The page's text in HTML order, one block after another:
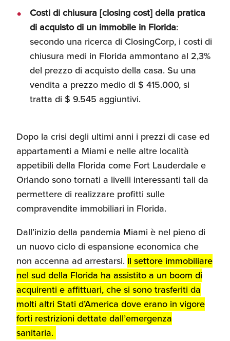
Costi di chiusura [closing cost] della pratica
di acquisto di un immobile in Florida:
secondo una ricerca di ClosingCorp, i costi di
chiusura medi in Florida ammontano al 2,3%
del prezzo di acquisto della casa. Su una
vendita a prezzo medio di $ 415.000, si
tratta di $ 9.545 aggiuntivi.
Dopo la crisi degli ultimi anni i prezzi di case ed
appartamenti a Miami e nelle altre località
appetibili della Florida come Fort Lauderdale e
Orlando sono tornati a livelli interessanti tali da
permettere di realizzare profitti sulle
compravendite immobiliari in Florida.
Dall’inizio della pandemia Miami è nel pieno di
un nuovo ciclo di espansione economica che
non accenna ad arrestarsi. Il settore immobiliare
nel sud della Florida ha assistito a un boom di
acquirenti e affittuari, che si sono trasferiti da
molti altri Stati d’America dove erano in vigore
forti restrizioni dettate dall’emergenza
sanitaria.